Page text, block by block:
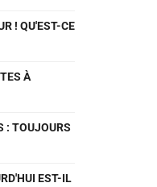
! QU'EST-CE
À
: TOUJOURS
EST-IL